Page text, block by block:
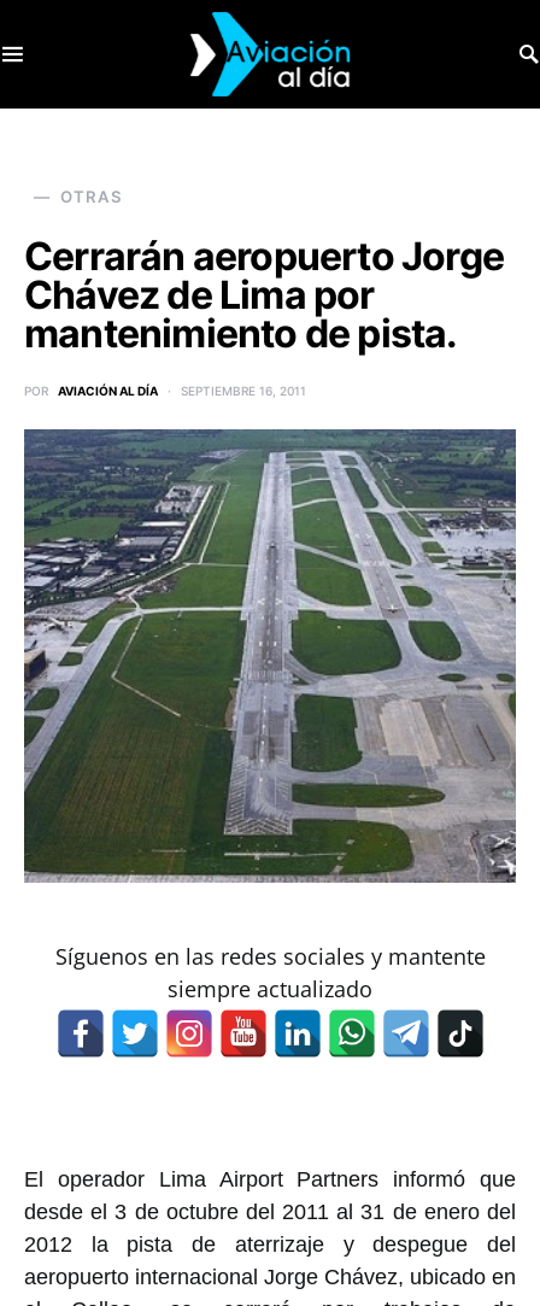
OTRAS
Cerrarán aeropuerto Jorge
Chávez de Lima por
mantenimiento de pista.
POR AVIACIÓN AL DÍA SEPTIEMBRE 16, 2011
Síguenos en las redes sociales y mantente
siempre actualizado
El operador Lima Airport Partners informó que
desde el 3 de octubre del 2011 al 31 de enero del
2012 la pista de aterrizaje y despegue del
aeropuerto internacional Jorge Chávez, ubicado en